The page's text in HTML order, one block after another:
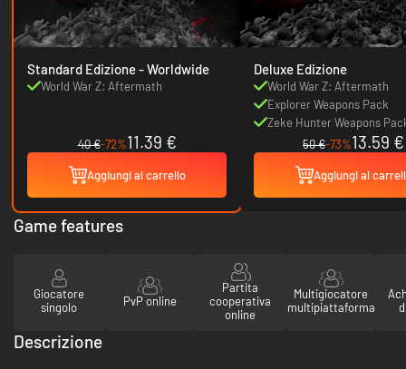
Standard Edizione - Worldwide
World War Z: Aftermath
40 €-72%11.39 €
Aggiungi al carrello
Deluxe Edizione
World War Z: Aftermath
Explorer Weapons Pack
Zeke Hunter Weapons
50 €-73%13.59 €
Aggiungi al
Game features
Giocatore
singolo
PvP online
Partita
cooperativa
online
Multigiocatore
multipiattaforma
Descrizione